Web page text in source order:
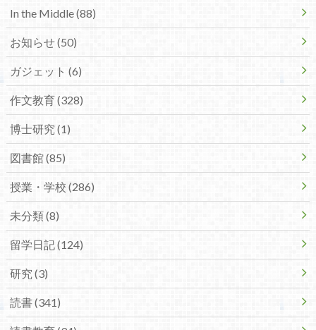
In the Middle (88)
お知らせ (50)
ガジェット (6)
作文教育 (328)
博士研究 (1)
図書館 (85)
授業・学校 (286)
未分類 (8)
留学日記 (124)
研究 (3)
読書 (341)